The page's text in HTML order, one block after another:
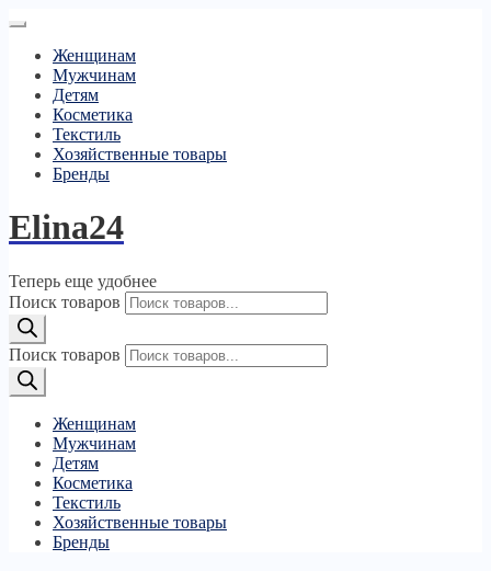
Женщинам
Мужчинам
Детям
Косметика
Текстиль
Хозяйственные товары
Бренды
Elina24
Теперь еще удобнее
Поиск товаров
Поиск товаров
Женщинам
Мужчинам
Детям
Косметика
Текстиль
Хозяйственные товары
Бренды